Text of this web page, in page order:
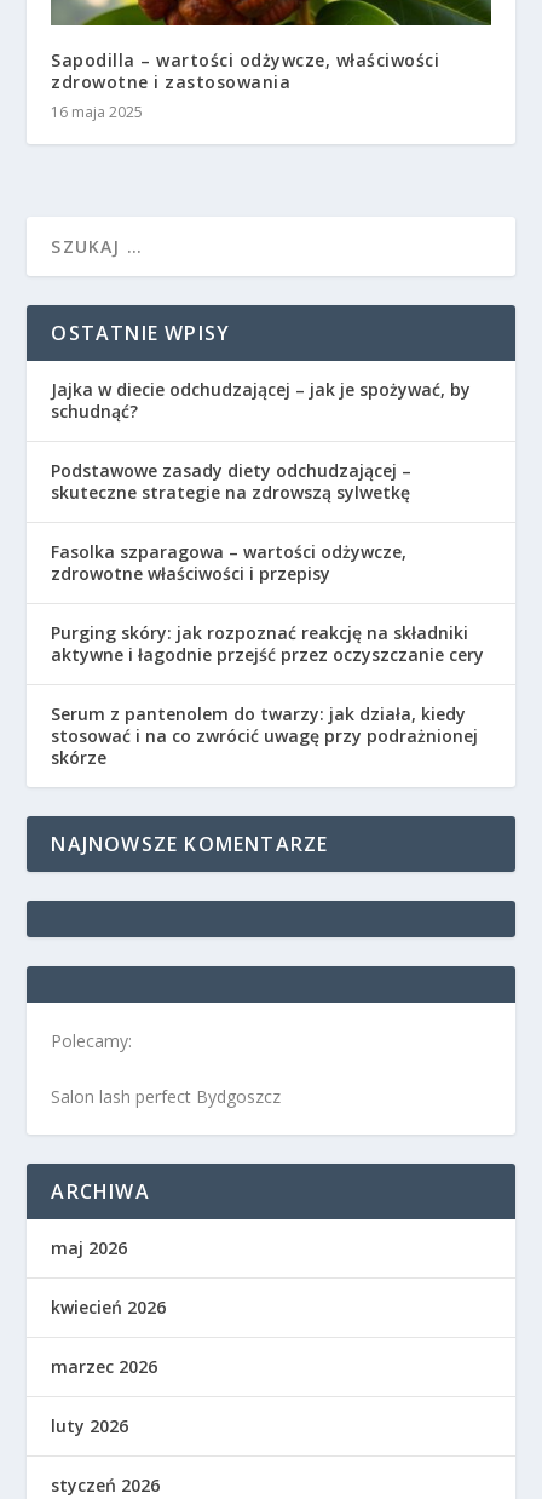
Sapodilla – wartości odżywcze, właściwości
zdrowotne i zastosowania
16 maja 2025
OSTATNIE WPISY
Jajka w diecie odchudzającej – jak je spożywać, by
schudnąć?
Podstawowe zasady diety odchudzającej –
skuteczne strategie na zdrowszą sylwetkę
Fasolka szparagowa – wartości odżywcze,
zdrowotne właściwości i przepisy
Purging skóry: jak rozpoznać reakcję na składniki
aktywne i łagodnie przejść przez oczyszczanie cery
Serum z pantenolem do twarzy: jak działa, kiedy
stosować i na co zwrócić uwagę przy podrażnionej
skórze
NAJNOWSZE KOMENTARZE
Polecamy:
Salon lash perfect Bydgoszcz
ARCHIWA
maj 2026
kwiecień 2026
marzec 2026
luty 2026
styczeń 2026